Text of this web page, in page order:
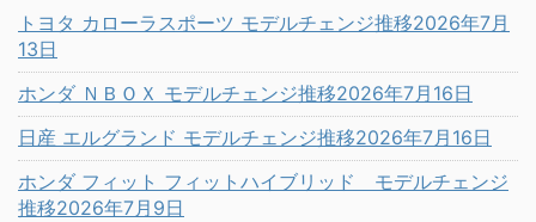
トヨタ カローラスポーツ モデルチェンジ推移2026年7月
13日
ホンダ ＮＢＯＸ モデルチェンジ推移2026年7月16日
日産 エルグランド モデルチェンジ推移2026年7月16日
ホンダ フィット フィットハイブリッド モデルチェンジ
推移2026年7月9日